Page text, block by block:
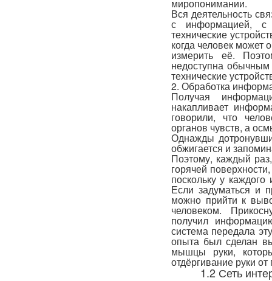
миропонимании.
Вся деятельность
с информацией, с
технические
когда человек
измерить её.
недоступна обычным
технические
2. Обработка
Получая
накапливает
говорили, что
органов чувств, а
Однажды
обжигается и
Поэтому, каждый
горячей
поскольку у
Если задуматься и
можно прийти к
человеком.
получил
система передала
опыта был сделан
мышцы руки,
отдёргивание руки
1.2 Сеть